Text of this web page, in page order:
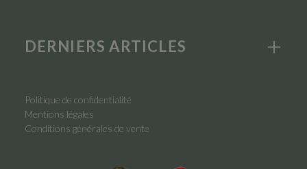
DERNIERS ARTICLES
Politique de confidentialité
Mentions légales
Conditions générales de vente